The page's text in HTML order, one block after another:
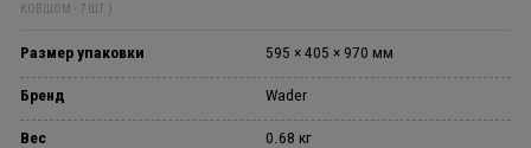
КОВШОМ - 7 ШТ.)
Размер упаковки 595 × 405 × 970 мм
Бренд Wader
Вес 0.68 кг